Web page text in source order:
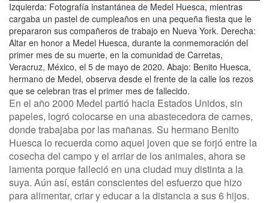
Izquierda: Fotografía instantánea de Medel Huesca, mientras
cargaba un pastel de cumpleaños en una pequeña fiesta que le
prepararon sus compañeros de trabajo en Nueva York. Derecha:
Altar en honor a Medel Huesca, durante la conmemoración del
primer mes de su muerte, en la comunidad de Carretas,
Veracruz, México, el 5 de mayo de 2020. Abajo: Benito Huesca,
hermano de Medel, observa desde el frente de la calle los rezos
que se celebran tras el primer mes de fallecido.
En el año 2000 Medel partió hacia Estados Unidos, sin
papeles, logró colocarse en una abastecedora de carnes,
donde trabajaba por las mañanas. Su hermano Benito
Huesca lo recuerda como aquel joven que se forjó entre la
cosecha del campo y el arriar de los animales, ahora se
lamenta porque falleció en una ciudad muy distinta a la
suya. Aún así, están conscientes del esfuerzo que hizo
para alimentar, criar y educar a la distancia a sus 6 hijos.